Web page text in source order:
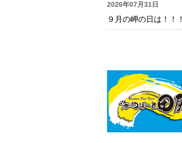
2026年07月31日
９月の岬の日は！！！